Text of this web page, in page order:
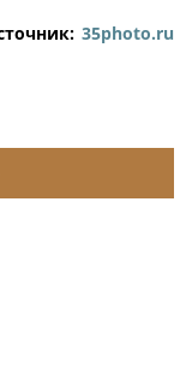
35photo.ru